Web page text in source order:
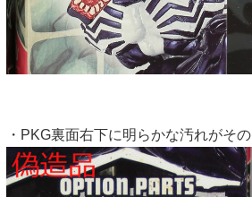
・PKG裏面右下に明らかな汚れがそ